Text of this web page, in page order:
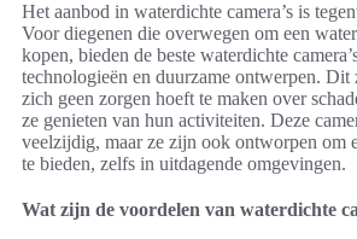
Het aanbod in waterdichte camera’s is
Voor diegenen die overwegen om een
kopen, bieden de beste waterdichte
technologieën en duurzame ontwerpen. Dit
zich geen zorgen hoeft te maken over
ze genieten van hun activiteiten. Deze
veelzijdig, maar ze zijn ook ontworpen om
te bieden, zelfs in uitdagende omgevingen.
Wat zijn de voordelen van waterdichte